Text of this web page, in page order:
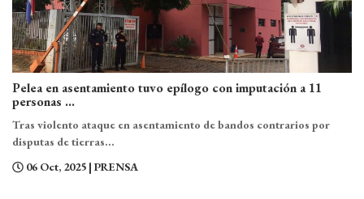
Pelea en asentamiento tuvo epílogo con imputación a 11
personas ...
Tras violento ataque en asentamiento de bandos contrarios por
disputas de tierras...
06 Oct, 2025 | PRENSA